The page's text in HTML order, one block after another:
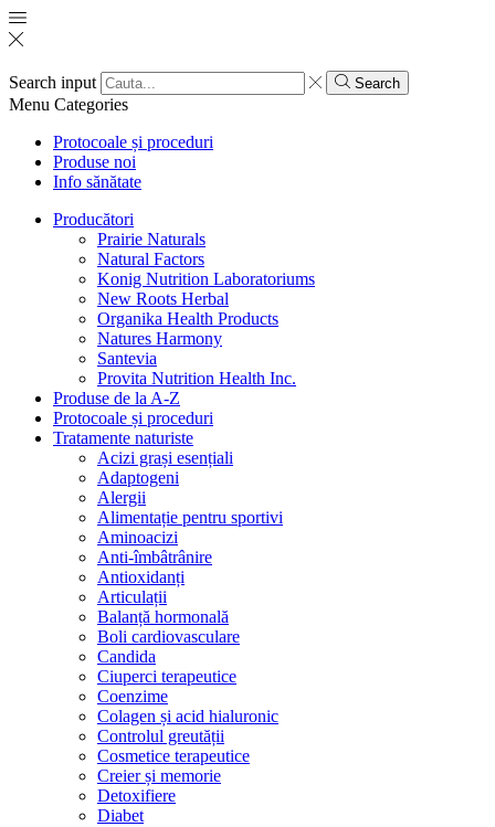
Search input Search
Menu Categories
Protocoale și proceduri
Produse noi
Info sănătate
Producători
Prairie Naturals
Natural Factors
Konig Nutrition Laboratoriums
New Roots Herbal
Organika Health Products
Natures Harmony
Santevia
Provita Nutrition Health Inc.
Produse de la A-Z
Protocoale și proceduri
Tratamente naturiste
Acizi grași esențiali
Adaptogeni
Alergii
Alimentație pentru sportivi
Aminoacizi
Anti-îmbâtrânire
Antioxidanți
Articulații
Balanță hormonală
Boli cardiovasculare
Candida
Ciuperci terapeutice
Coenzime
Colagen și acid hialuronic
Controlul greutății
Cosmetice terapeutice
Creier și memorie
Detoxifiere
Diabet